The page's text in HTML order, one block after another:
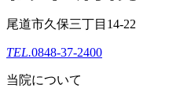
尾道市久保三丁目14-22
TEL.0848-37-2400
当院について